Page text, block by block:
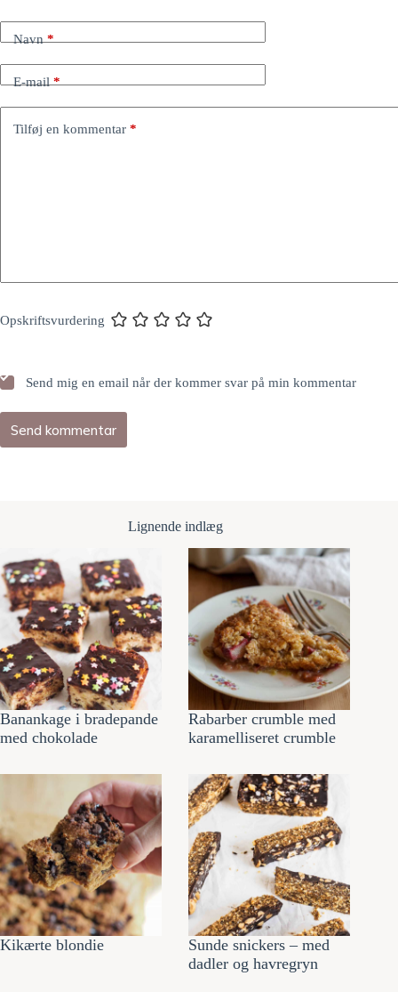
Navn*
E-mail*
Tilføj en kommentar *
Opskriftsvurdering
Send mig en email når der kommer svar på min kommentar
Send kommentar
Lignende indlæg
Banankage i bradepande
med chokolade
Rabarber crumble med
karamelliseret crumble
Kikærte blondie
Sunde snickers – med
dadler og havregryn